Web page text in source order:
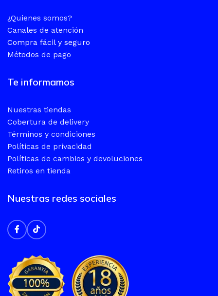
¿Quienes somos?
Canales de atención
Compra fácil y seguro
Métodos de pago
Te informamos
Nuestras tiendas
Cobertura de delivery
Términos y condiciones
Políticas de privacidad
Políticas de cambios y devoluciones
Retiros en tienda
Nuestras redes sociales